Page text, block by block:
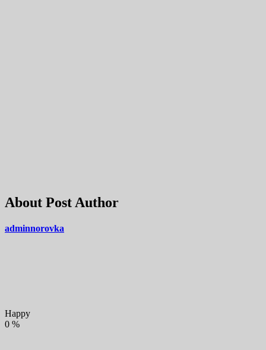
About Post Author
adminnorovka
Happy
0 %